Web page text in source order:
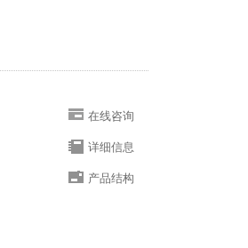
在线咨询
详细信息
产品结构